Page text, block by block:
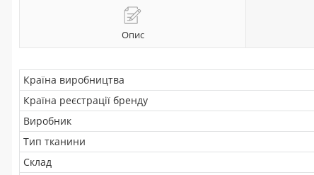
Опис
Країна виробництва
Країна реєстрації бренду
Виробник
Тип тканини
Склад